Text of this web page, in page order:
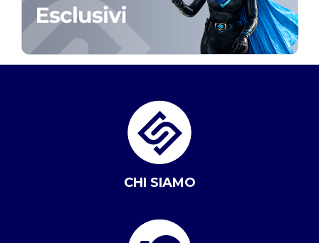
CHI SIAMO